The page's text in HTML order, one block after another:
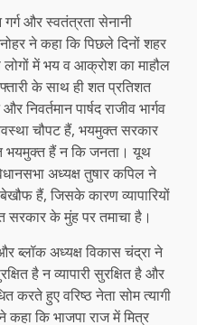
और स्वतंत्रता सेनानी
ने कहा कि पिछले दिनों शहर
में भय व आक्रोश का माहौल
के साथ ही शत प्रतिशत
निवर्तमान पार्षद राजीव भार्गव
चौपट हैं, भयमुक्त सरकार
भयमुक्त हैं न कि जनता। यूथ
अध्यक्ष तुषार कपिल ने
हैं, जिसके कारण व्यापारियों
सरकार के मुंह पर तमाचा है।
ब्लॉक अध्यक्ष विकास चंद्रा ने
है न व्यापारी सुरक्षित है और
करते हुए वरिष्ठ नेता सोम त्यागी
कहा कि भाजपा राज में मित्र